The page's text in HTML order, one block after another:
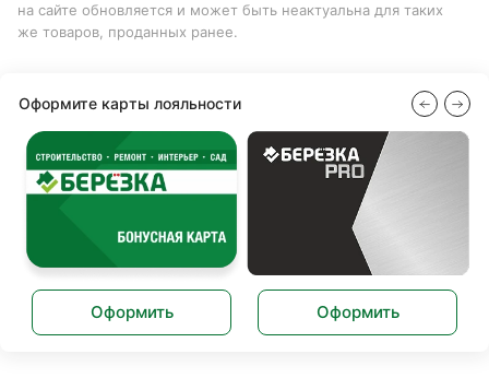
на сайте обновляется и может быть неактуальна для таких
же товаров, проданных ранее.
Оформите карты лояльности
Оформить Оформить